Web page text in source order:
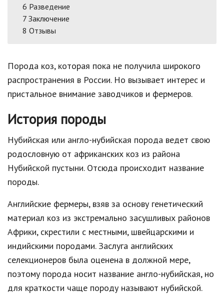
6 Разведение
7 Заключение
8 Отзывы
Порода коз, которая пока не получила широкого
распространения в России. Но вызывает интерес и
пристальное внимание заводчиков и фермеров.
История породы
Нубийская или англо-нубийская порода ведет свою
родословную от африканских коз из района
Нубийской пустыни. Отсюда происходит название
породы.
Английские фермеры, взяв за основу генетический
материал коз из экстремально засушливых районов
Африки, скрестили с местными, швейцарскими и
индийскими породами. Заслуга английских
селекционеров была оценена в должной мере,
поэтому порода носит название англо-нубийская, но
для краткости чаще породу называют нубийской.